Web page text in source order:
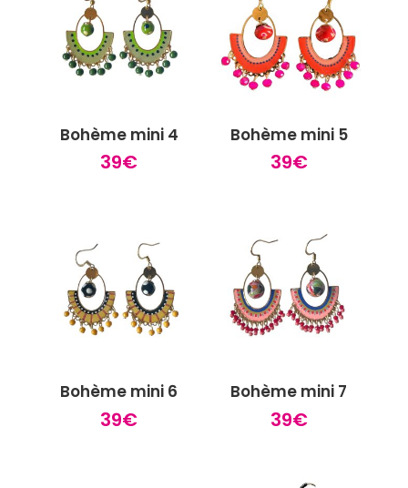
Bohème mini 4
39€
Bohème mini 5
39€
Bohème mini 6
39€
Bohème mini 7
39€